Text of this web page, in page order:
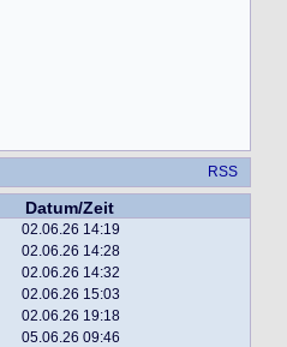
RSS
Datum/Zeit
02.06.26 14:19
02.06.26 14:28
02.06.26 14:32
02.06.26 15:03
02.06.26 19:18
05.06.26 09:46